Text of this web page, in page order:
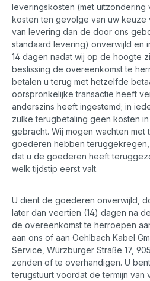
leveringskosten (met uitzondering
kosten ten gevolge van uw keuze
van levering dan de door ons
standaard levering) onverwijld en
14 dagen nadat wij op de hoogte
beslissing de overeenkomst te
betalen u terug met hetzelfde
oorspronkelijke transactie heeft
anderszins heeft ingestemd; in
zulke terugbetaling geen kosten
gebracht. Wij mogen wachten met
goederen hebben
dat u de goederen heeft
welk tijdstip eerst valt.
U dient de goederen onverwijld,
later dan veertien (14) dagen na
de overeenkomst te herroepen
aan ons of aan Oehlbach Kabel
Service, Würzburger Straße 17,
zenden of te overhandigen. U
terugstuurt voordat de termijn van